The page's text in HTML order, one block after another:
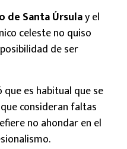
de Santa Úrsulay el
celeste no quiso
de ser
es habitual que se
consideran faltas
no ahondar en el